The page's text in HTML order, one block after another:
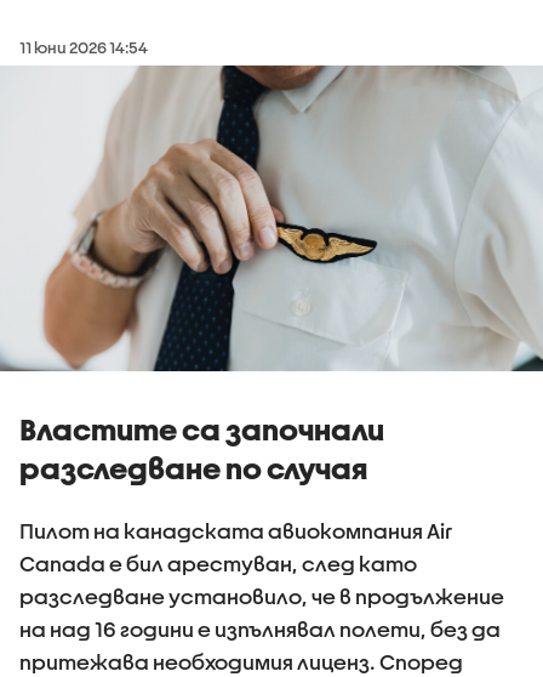
11 юни 2026 14:54
Властите са започнали
разследване по случая
Пилот на канадската авиокомпания Air
Canada е бил арестуван, след като
разследване установило, че в продължение
на над 16 години е изпълнявал полети, без да
притежава необходимия лиценз. Според